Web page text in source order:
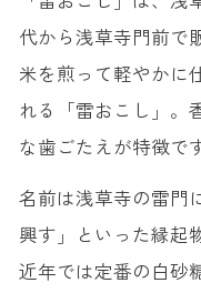
代から浅草寺門前で
米を煎って軽やかに
れる「雷おこし」。
な歯ごたえが特徴で
名前は浅草寺の雷門
興す」といった縁起
近年では定番の白砂